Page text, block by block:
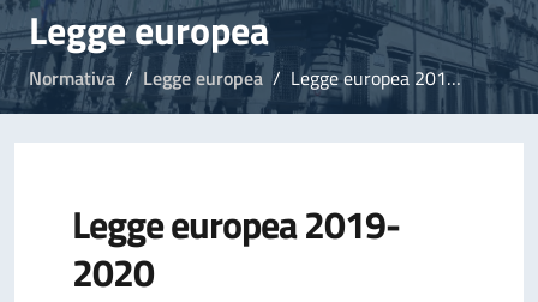
Legge europea
Normativa Legge europea Legge europea 2019-2020
Legge europea 2019-
2020